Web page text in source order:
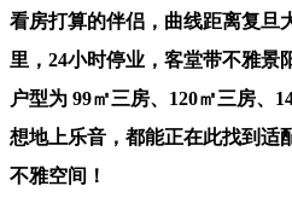
看房打算的伴侣，曲线距离复旦
里，24小时停业，客堂带不雅景
户型为 99㎡三房、120㎡三房、
想地上乐音，都能正在此找到适
不雅空间！